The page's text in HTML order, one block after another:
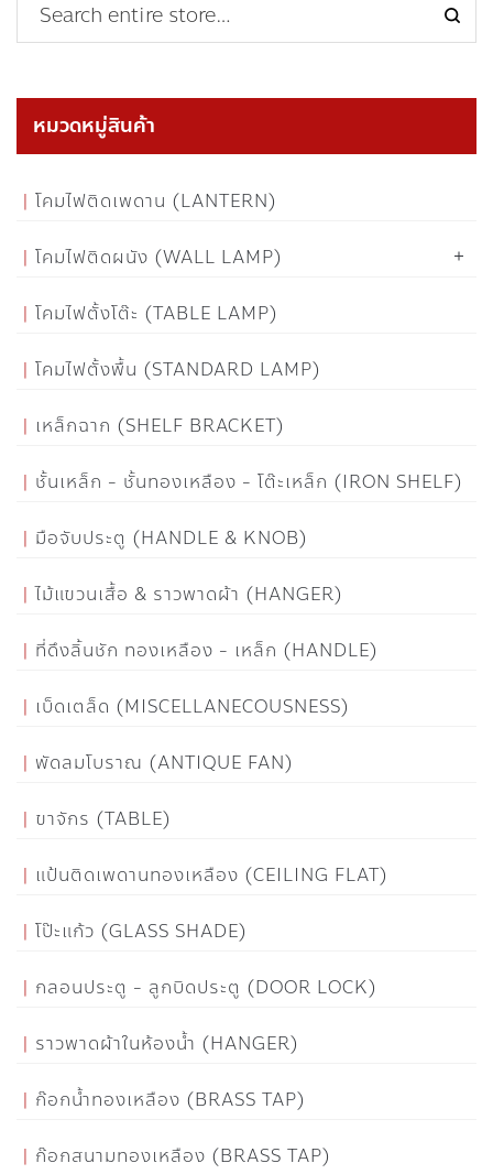
หมวดหมู่สินค้า
โคมไฟติดเพดาน (LANTERN)
โคมไฟติดผนัง (WALL LAMP)
โคมไฟตั้งโต๊ะ (TABLE LAMP)
โคมไฟตั้งพื้น (STANDARD LAMP)
เหล็กฉาก (SHELF BRACKET)
ชั้นเหล็ก - ชั้นทองเหลือง - โต๊ะเหล็ก (IRON SHELF)
มือจับประตู (HANDLE & KNOB)
ไม้แขวนเสื้อ & ราวพาดผ้า (HANGER)
ที่ดึงลิ้นชัก ทองเหลือง - เหล็ก (HANDLE)
เบ็ดเตล็ด (MISCELLANECOUSNESS)
พัดลมโบราณ (ANTIQUE FAN)
ขาจักร (TABLE)
แป้นติดเพดานทองเหลือง (CEILING FLAT)
โป๊ะแก้ว (GLASS SHADE)
กลอนประตู - ลูกบิดประตู (DOOR LOCK)
ราวพาดผ้าในห้องน้ำ (HANGER)
ก๊อกน้ำทองเหลือง (BRASS TAP)
ก๊อกสนามทองเหลือง (BRASS TAP)